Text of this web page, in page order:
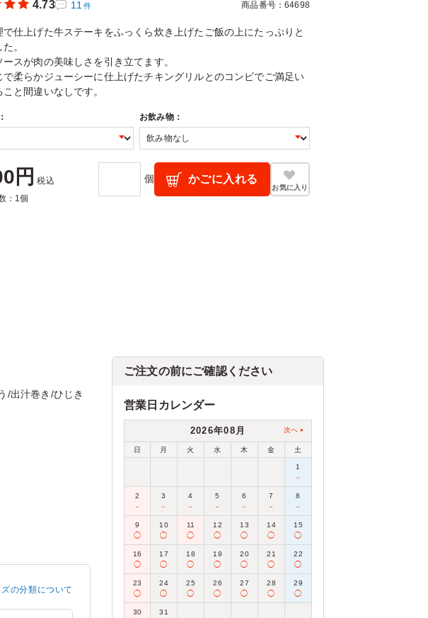
4.73 11 件 商品番号：64698
で仕上げた牛ステーキをふっくら炊き上げたご飯の上にたっぷりと
。
スが肉の美味しさを引き立てます。
で柔らかジューシーに仕上げたチキングリルとのコンビでご満足い
と間違いなしです。
お飲み物：
円 税込
：1個
個 かごに入れる
お気に入り
/出汁巻き/ひじき
の分類について
ご注文の前にご確認ください
営業日カレンダー
2026年08月 次へ
日 月 火 水 木 金 土
1
－
2
－
3
－
4
－
5
－
6
－
7
－
8
－
9
◯
10
◯
11
◯
12
◯
13
◯
14
◯
15
◯
16
◯
17
◯
18
◯
19
◯
20
◯
21
◯
22
◯
23
◯
24
◯
25
◯
26
◯
27
◯
28
◯
29
◯
30
31